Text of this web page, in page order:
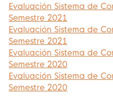
Evaluación Sistema de
Semestre 2021
Evaluación Sistema de
Semestre 2021
Evaluación Sistema de
Semestre 2020
Evaluación Sistema de
Semestre 2020